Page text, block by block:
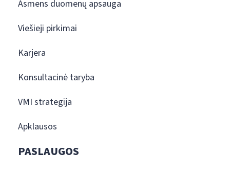
Asmens duomenų apsauga
Viešieji pirkimai
Karjera
Konsultacinė taryba
VMI strategija
Apklausos
PASLAUGOS